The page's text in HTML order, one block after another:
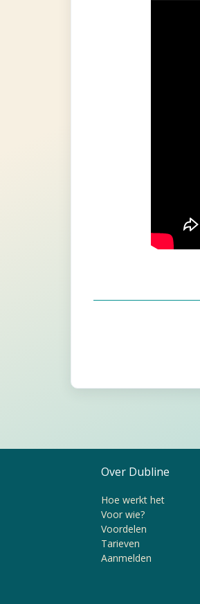
Over Dubline
Hoe werkt het
Voor wie?
Voordelen
Tarieven
Aanmelden